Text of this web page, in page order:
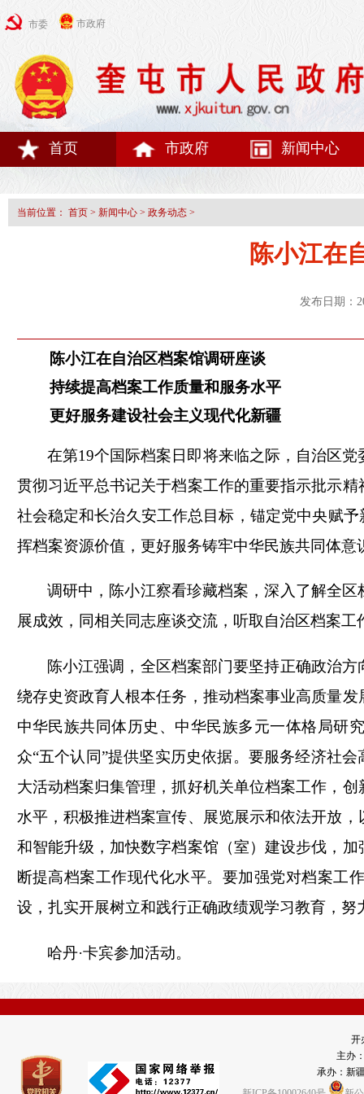
市委 市政府
首页 市政府 新闻中心
当前位置： 首页 > 新闻中心 > 政务动态 >
陈小江在
发布日期：
陈小江在自治区档案馆调研座谈
持续提高档案工作质量和服务水平
更好服务建设社会主义现代化新疆
在第19个国际档案日即将来临之际，自治区
贯彻习近平总书记关于档案工作的重要指示批示
社会稳定和长治久安工作总目标，锚定党中央赋
挥档案资源价值，更好服务铸牢中华民族共同体
调研中，陈小江察看珍藏档案，深入了解全
展成效，同相关同志座谈交流，听取自治区档案工
陈小江强调，全区档案部门要坚持正确政治
绕存史资政育人根本任务，推动档案事业高质量
中华民族共同体历史、中华民族多元一体格局研
众“五个认同”提供坚实历史依据。要服务经济社
大活动档案归集管理，抓好机关单位档案工作，
水平，积极推进档案宣传、展览展示和依法开放
和智能升级，加快数字档案馆（室）建设步伐，
断提高档案工作现代化水平。要加强党对档案工
设，扎实开展树立和践行正确政绩观学习教育，
哈丹·卡宾参加活动。
开
主办
承办：新